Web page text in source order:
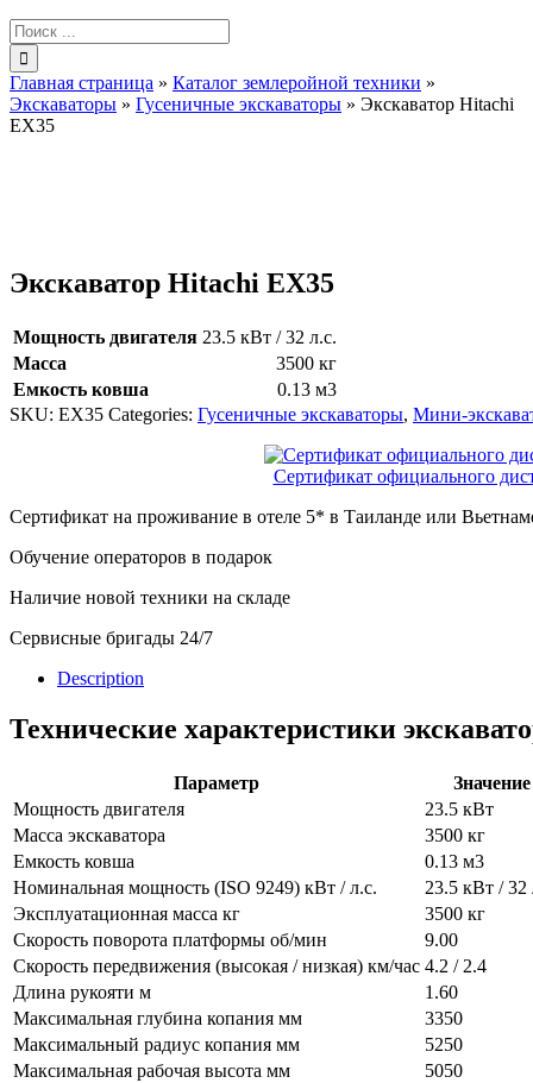
Результат
поиска:
Главная страница » Каталог землеройной техники »
Экскаваторы » Гусеничные экскаваторы » Экскаватор Hitachi
EX35
Экскаватор Hitachi EX35
Мощность двигателя 23.5 кВт / 32 л.с.
Масса
3500 кг
Емкость ковша
0.13 м3
SKU: EX35 Categories: Гусеничные экскаваторы, Мини-
Сертификат официального
Сертификат на проживание в отеле 5* в Таиланде или
Обучение операторов в подарок
Наличие новой техники на складе
Сервисные бригады 24/7
Description
Технические характеристики
Параметр
Значение
Мощность двигателя
23.5 кВт
Масса экскаватора
3500 кг
Емкость ковша
0.13 м3
Номинальная мощность (ISO 9249) кВт / л.с.
23.5 кВт / 32
Эксплуатационная масса кг
3500 кг
Скорость поворота платформы об/мин
9.00
Скорость передвижения (высокая / низкая) км/час 4.2 / 2.4
Длина рукояти м
1.60
Максимальная глубина копания мм
3350
Максимальный радиус копания мм
5250
Максимальная рабочая высота мм
5050